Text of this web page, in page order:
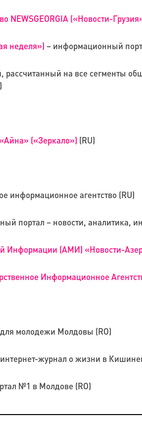
NEWSGEORGIA («Новости-
неделя») – информационный
рассчитанный на все сегменты
(«Зеркало») (RU)
информационное агентство (RU)
портал – новости, аналитика,
Информации (АМИ) «Новости-
Информационное
для молодежи Молдовы (RO)
журнал о жизни в
№1 в Молдове (RO)